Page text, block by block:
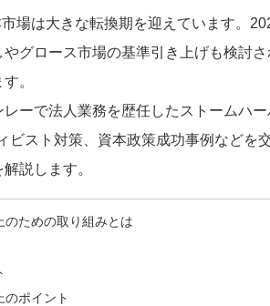
場は大きな転換期を迎えています。
グロース市場の基準引き上げも検討さ
。
ーで法人業務を歴任したストームハー
スト対策、資本政策成功事例などを交
説します。
ための取り組みとは
ポイント